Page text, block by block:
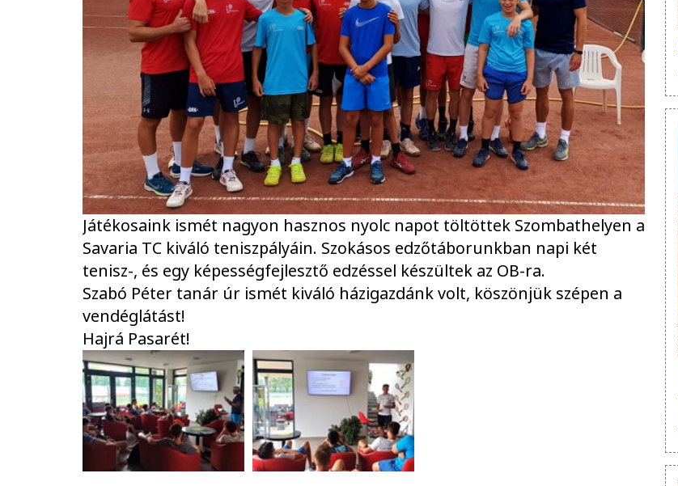
Játékosaink ismét nagyon hasznos nyolc napot töltöttek Szombathelyen a
Savaria TC kiváló teniszpályáin. Szokásos edzőtáborunkban napi két
tenisz-, és egy képességfejlesztő edzéssel készültek az OB-ra.
Szabó Péter tanár úr ismét kiváló házigazdánk volt, köszönjük szépen a
vendéglátást!
Hajrá Pasarét!